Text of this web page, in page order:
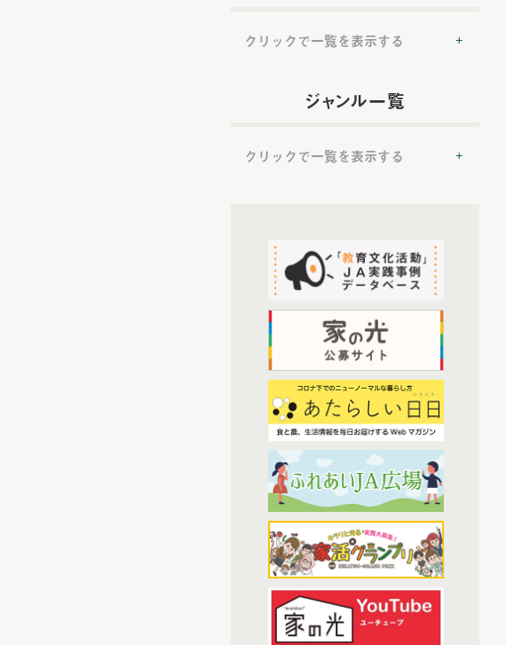
クリックで一覧を表示する
2022年5月配信(6)
2022年7月配信(8)
2022年11月配信(6)
2022年12月配信(6)
2023年配信 (72)
2023年1月配信(6)
2023年2月配信 (7)
2023年3月配信(6)
2023年4月配信(6)
2023年5月配信(6)
2023年6月配信(5)
2023年7月配信(6)
2023年8月配信(6)
2023年9月配信(6)
2023年10月配信(6)
2023年11月配信
ジャンル一覧
クリックで一覧を表示する
トップ対談
ＪＡ実践事例紹介(37)
教育文化プランナー (19)
協同の歴史の瞬間(52)
農業・食料ほんとうの話(52)
わたしと協同組合(3)
開催報告 (38)
あなたの声をお寄せください(1)
その他(1)
アーカイブ(7)
現代に語り継ぐ賀川豊彦とハル
トップ対談アーカイブ(1)